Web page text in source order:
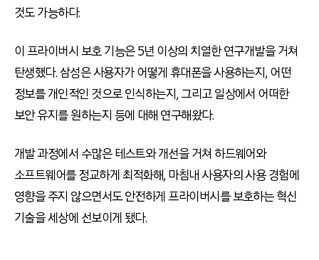
것도 가능하다.
이 프라이버시 보호 기능은 5년 이상의 치열한 연구개발을 거쳐
탄생했다. 삼성은 사용자가 어떻게 휴대폰을 사용하는지, 어떤
정보를 개인적인 것으로 인식하는지, 그리고 일상에서 어떠한
보안 유지를 원하는지 등에 대해 연구해왔다.
개발 과정에서 수많은 테스트와 개선을 거쳐 하드웨어와
소프트웨어를 정교하게 최적화해, 마침내 사용자의 사용 경험에
영향을 주지 않으면서도 안전하게 프라이버시를 보호하는 혁신
기술을 세상에 선보이게 됐다.